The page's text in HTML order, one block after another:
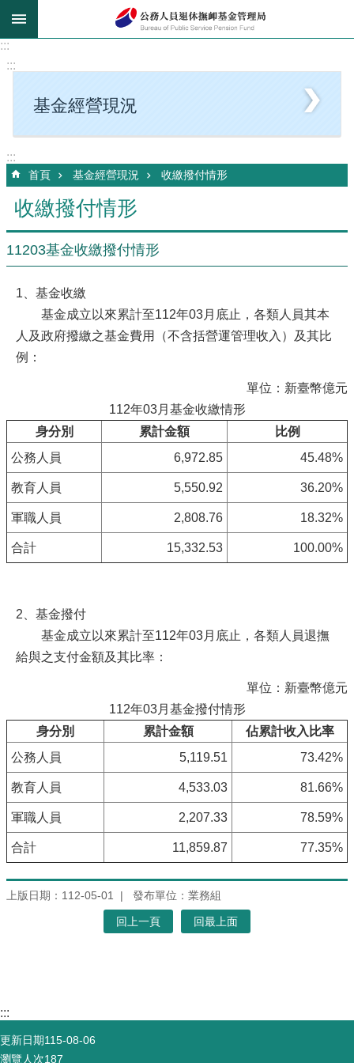
跳到主要內容區塊
:::
:::
基金經營現況
:::
首頁 基金經營現況 收繳撥付情形
收繳撥付情形
11203基金收繳撥付情形
1、基金收繳
基金成立以來累計至112年03月底止，各類人員其本
人及政府撥繳之基金費用（不含括營運管理收入）及其比
例：
單位：新臺幣億元
112年03月基金收繳情形
身分別
累計金額
比例
公務人員
6,972.85 45.48%
教育人員 5,550.92 36.20%
軍職人員 2,808.76 18.32%
合計 15,332.53 100.00%
2、基金撥付
基金成立以來累計至112年03月底止，各類人員退撫
給與之支付金額及其比率：
單位：新臺幣億元
112年03月基金撥付情形
身分別
累計金額
佔累計收入比率
公務人員
5,119.51 73.42%
教育人員 4,533.03 81.66%
軍職人員 2,207.33 78.59%
合計 11,859.87 77.35%
上版日期：112-05-01 發布單位：業務組
回上一頁 回最上面
:::
更新日期115-08-06
瀏覽人次187